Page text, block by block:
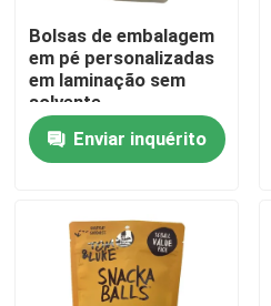
Notícia
Casos
Bolsa de embalagem de bico
Bolsas de embalagem
em pé personalizadas
em laminação sem
solvente
Enviar inquérito